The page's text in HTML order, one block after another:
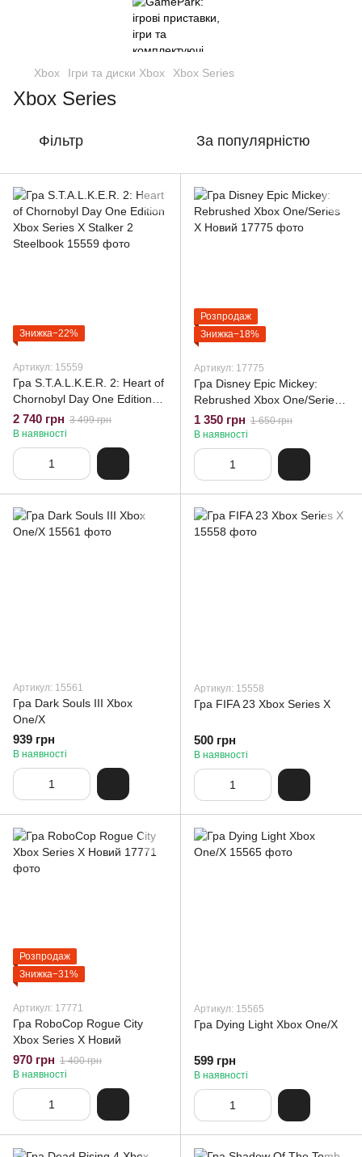
Xbox Ігри та диски Xbox Xbox Series
Xbox Series
Фільтр За популярністю
Знижка−22%
Артикул: 15559
Гра S.T.A.L.K.E.R. 2: Heart of
Chornobyl Day One Edition
Xbox Series X Stalker 2
Steelbook
2 740 грн 3 499 грн
В наявності
Розпродаж
Знижка−18%
Артикул: 17775
Гра Disney Epic Mickey:
Rebrushed Xbox One/Series
X Новий
1 350 грн 1 650 грн
В наявності
Артикул: 15561
Гра Dark Souls III Xbox
One/X
939 грн
В наявності
Артикул: 15558
Гра FIFA 23 Xbox Series X
500 грн
В наявності
Розпродаж
Знижка−31%
Артикул: 17771
Гра RoboCop Rogue City
Xbox Series X Новий
970 грн 1 400 грн
В наявності
Артикул: 15565
Гра Dying Light Xbox One/X
599 грн
В наявності